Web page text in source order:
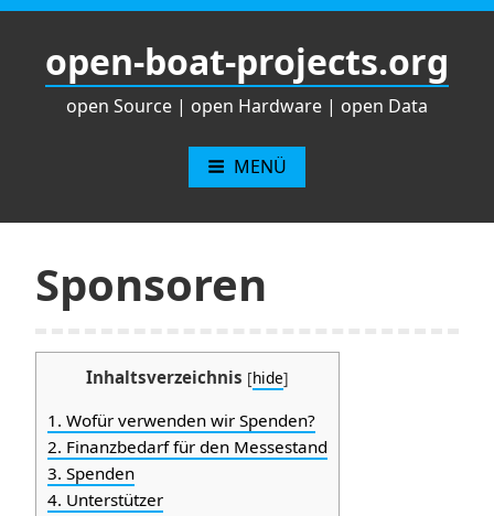
Zum
springenopen-boat-projects.org
open Source | open Hardware | open Data
MENÜ
Sponsoren
Inhaltsverzeichnis [hide]
1. Wofür verwenden wir Spenden?
2. Finanzbedarf für den Messestand
3. Spenden
4. Unterstützer